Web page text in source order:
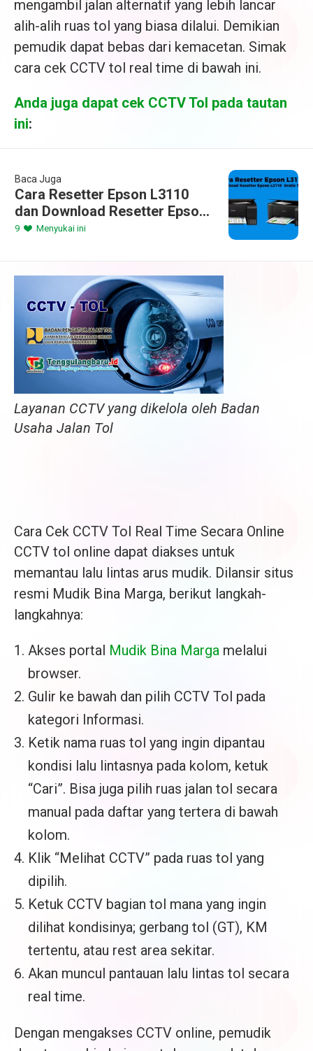
mengambil jalan alternatif yang lebih lancar
alih-alih ruas tol yang biasa dilalui. Demikian
pemudik dapat bebas dari kemacetan. Simak
cara cek CCTV tol real time di bawah ini.
Anda juga dapat cek CCTV Tol pada tautan
ini:
Baca Juga
Cara Resetter Epson L3110
dan Download Resetter Epson
L3110 Gratis Terbaru 2023
9 Menyukai ini
Layanan CCTV yang dikelola oleh Badan
Usaha Jalan Tol
Cara Cek CCTV Tol Real Time Secara Online
CCTV tol online dapat diakses untuk
memantau lalu lintas arus mudik. Dilansir situs
resmi Mudik Bina Marga, berikut langkah-
langkahnya:
Akses portal Mudik Bina Marga melalui
browser.
Gulir ke bawah dan pilih CCTV Tol pada
kategori Informasi.
Ketik nama ruas tol yang ingin dipantau
kondisi lalu lintasnya pada kolom, ketuk
“Cari”. Bisa juga pilih ruas jalan tol secara
manual pada daftar yang tertera di bawah
kolom.
Klik “Melihat CCTV” pada ruas tol yang
dipilih.
Ketuk CCTV bagian tol mana yang ingin
dilihat kondisinya; gerbang tol (GT), KM
tertentu, atau rest area sekitar.
Akan muncul pantauan lalu lintas tol secara
real time.
Dengan mengakses CCTV online, pemudik